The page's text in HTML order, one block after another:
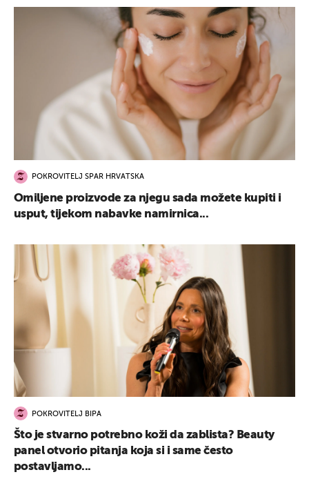
POKROVITELJ SPAR HRVATSKA
Omiljene proizvode za njegu sada možete kupiti i
usput, tijekom nabavke namirnica...
POKROVITELJ BIPA
Što je stvarno potrebno koži da zablista? Beauty
panel otvorio pitanja koja si i same često
postavljamo...
UKLJUČITE NOTIFIKACIJE